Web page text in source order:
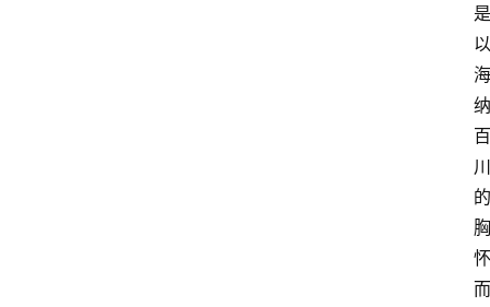
是
以
海
纳
百
川
的
胸
怀
而